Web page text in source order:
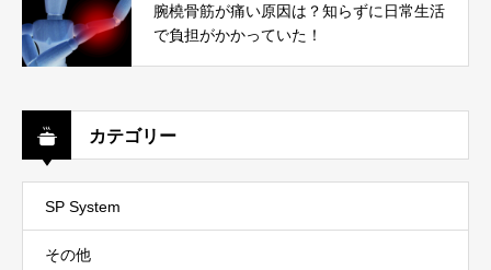
腕橈骨筋が痛い原因は？知らずに日常生活
で負担がかかっていた！
カテゴリー
SP System
その他